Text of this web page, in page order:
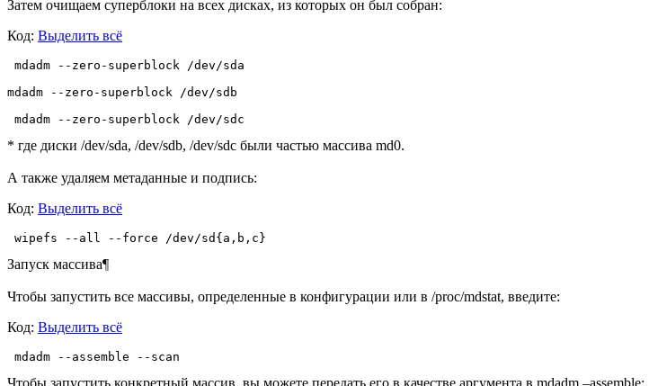
Затем очищаем суперблоки на всех дисках, из которых он был собран:
Код: Выделить всё
mdadm --zero-superblock /dev/sda
mdadm --zero-superblock /dev/sdb
* где диски /dev/sda, /dev/sdb, /dev/sdc были частью массива md0.
А также удаляем метаданные и подпись:
Код: Выделить всё
wipefs --all --force /dev/sd{a,b,c}
Запуск массива¶
Чтобы запустить все массивы, определенные в конфигурации или в /proc/mdstat, введите:
Код: Выделить всё
mdadm --assemble --scan